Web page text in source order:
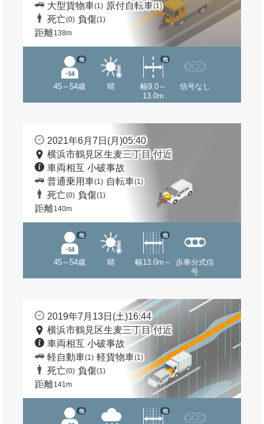
大型貨物車(1) 原付自転車(1)
死亡(0) 負傷(1)
距離138m
45～54歳
他
晴
幅9.0～
13.0m
他
信号なし
2021年6月7日(月)05:40
横浜市鶴見区生麦三丁目 付近
車両相互 小破事故
普通乗用車(1) 自転車(1)
死亡(0) 負傷(1)
距離140m
45～54歳
他
晴 幅13.0m～
他
歩車分式信
号
2019年7月13日(土)16:44
横浜市鶴見区生麦三丁目 付近
車両相互 小破事故
軽自動車(1) 軽貨物車(1)
死亡(0) 負傷(1)
距離141m
他 他